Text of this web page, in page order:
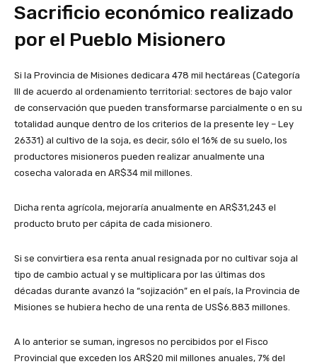
Sacrificio económico realizado
por el Pueblo Misionero
Si la Provincia de Misiones dedicara 478 mil hectáreas (Categoría
III de acuerdo al ordenamiento territorial: sectores de bajo valor
de conservación que pueden transformarse parcialmente o en su
totalidad aunque dentro de los criterios de la presente ley – Ley
26331) al cultivo de la soja, es decir, sólo el 16% de su suelo, los
productores misioneros pueden realizar anualmente una
cosecha valorada en AR$34 mil millones.
Dicha renta agrícola, mejoraría anualmente en AR$31,243 el
producto bruto per cápita de cada misionero.
Si se convirtiera esa renta anual resignada por no cultivar soja al
tipo de cambio actual y se multiplicara por las últimas dos
décadas durante avanzó la “sojización” en el país, la Provincia de
Misiones se hubiera hecho de una renta de US$6.883 millones.
A lo anterior se suman, ingresos no percibidos por el Fisco
Provincial que exceden los AR$20 mil millones anuales, 7% del